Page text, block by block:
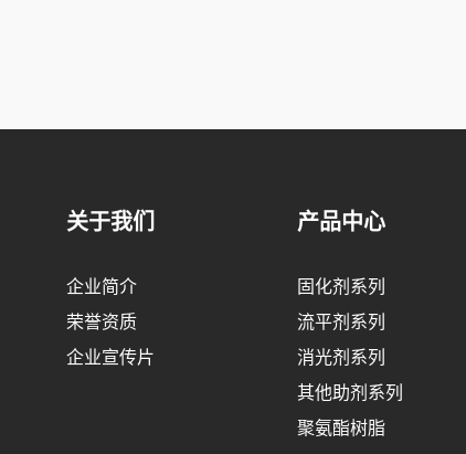
关于我们
企业简介
荣誉资质
企业宣传片
产品中心
固化剂系列
流平剂系列
消光剂系列
其他助剂系列
聚氨酯树脂